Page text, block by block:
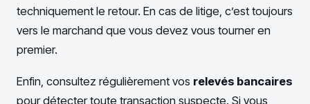
techniquement le retour. En cas de litige, c’est toujours
vers le marchand que vous devez vous tourner en
premier.
Enfin, consultez régulièrement vos relevés bancaires
pour détecter toute transaction suspecte. Si vous